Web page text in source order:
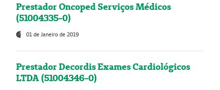
Prestador Oncoped Serviços Médicos
(51004335-0)
01 de Janeiro de 2019
Prestador Decordis Exames Cardiológicos
LTDA (51004346-0)